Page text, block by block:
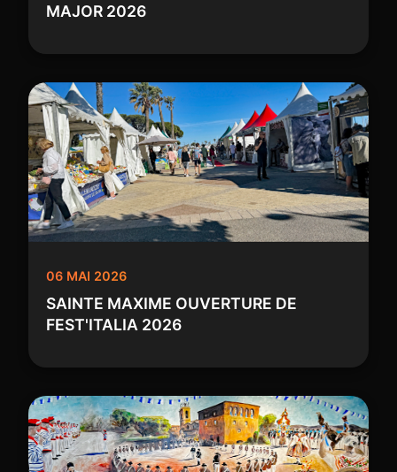
MAJOR 2026
06 MAI 2026
SAINTE MAXIME OUVERTURE DE
FEST'ITALIA 2026